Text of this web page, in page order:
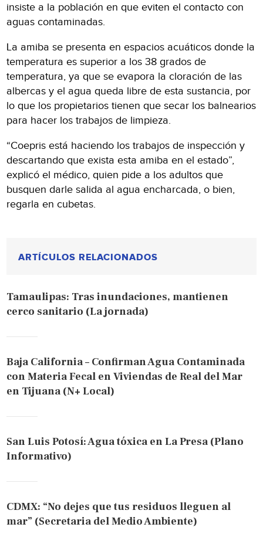
insiste a la población en que eviten el contacto con
aguas contaminadas.
La amiba se presenta en espacios acuáticos donde la
temperatura es superior a los 38 grados de
temperatura, ya que se evapora la cloración de las
albercas y el agua queda libre de esta sustancia, por
lo que los propietarios tienen que secar los balnearios
para hacer los trabajos de limpieza.
“Coepris está haciendo los trabajos de inspección y
descartando que exista esta amiba en el estado”,
explicó el médico, quien pide a los adultos que
busquen darle salida al agua encharcada, o bien,
regarla en cubetas.
ARTÍCULOS RELACIONADOS
Tamaulipas: Tras inundaciones, mantienen
cerco sanitario (La jornada)
Baja California – Confirman Agua Contaminada
con Materia Fecal en Viviendas de Real del Mar
en Tijuana (N+ Local)
San Luis Potosí: Agua tóxica en La Presa (Plano
Informativo)
CDMX: “No dejes que tus residuos lleguen al
mar” (Secretaria del Medio Ambiente)